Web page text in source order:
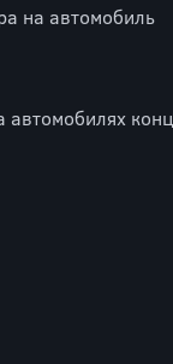
на автомобиль